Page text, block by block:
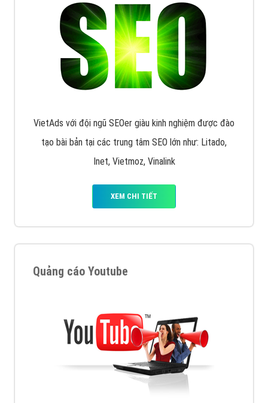
VietAds triển khai dịch vụ quảng cáo Banner Google
muốn đặt Banner
XEM CHI TIẾT
VietAds với đội ngũ SEOer giàu kinh nghiệm được đào